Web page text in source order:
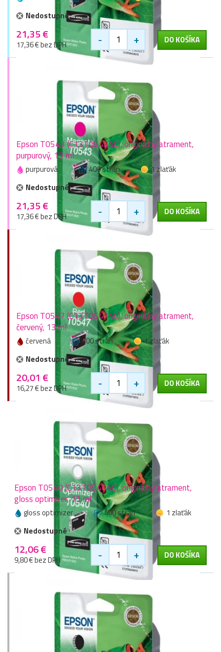
Nedostupné
21,35 €
17,36 € bez DPH - + DO KOŠÍKA
Epson T0543 (C13T054340), originálny atrament,
purpurový, 13 ml
purpurová 400 stran
1 zlaťák
Nedostupné
21,35 €
17,36 € bez DPH - + DO KOŠÍKA
Epson T0547 (C13T054740), originálny atrament,
červený, 13 ml
červená 400 stran
1 zlaťák
Nedostupné
20,01 €
16,27 € bez DPH - + DO KOŠÍKA
Epson T0540 (C13T054040), originálny atrament,
gloss optimizer, 13 ml
gloss optimizer 400 stran
1 zlaťák
Nedostupné
12,06 €
9,80 € bez DPH - + DO KOŠÍKA